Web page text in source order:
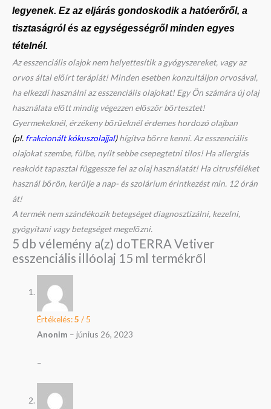
legyenek. Ez az eljárás gondoskodik a hatóerőről, a
tisztaságról és az egységességről minden egyes
tételnél.
Az esszenciális olajok nem helyettesítik a gyógyszereket, vagy az
orvos által előírt terápiát! Minden esetben konzultáljon orvosával,
ha elkezdi használni az esszenciális olajokat! Egy Ön számára új olaj
használata előtt mindig végezzen először bőrtesztet!
Gyermekeknél, érzékeny bőrűeknél érdemes hordozó olajban
(pl. frakcionált kókuszolajjal)hígítva bőrre kenni. Az esszenciális
olajokat szembe, fülbe, nyílt sebbe csepegtetni tilos! Ha allergiás
reakciót tapasztal függessze fel az olaj használatát! Ha citrusféléket
használ bőrön, kerülje a nap- és szolárium érintkezést min. 12 órán
át!
A termék nem szándékozik betegséget diagnosztizálni, kezelni,
gyógyítani vagy betegséget megelőzni.
5 db vélemény a(z) doTERRA Vetiver
esszenciális illóolaj 15 ml termékről
Értékelés:5 / 5
Anonim – június 26, 2023
–